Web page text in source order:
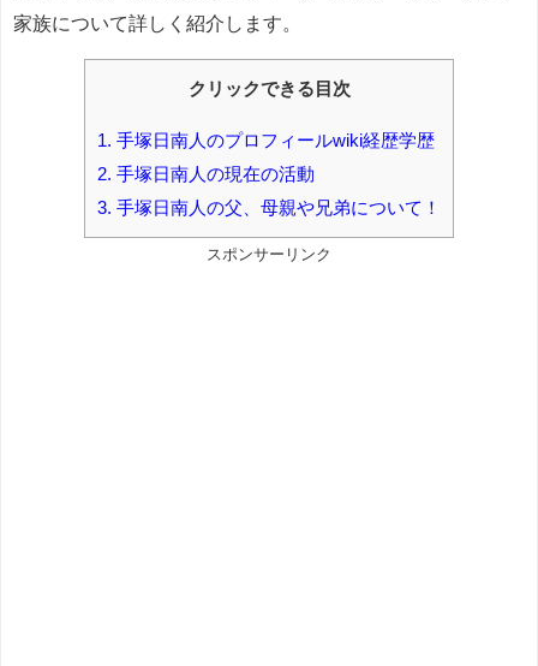
家族について詳しく紹介します。
クリックできる目次
1. 手塚日南人のプロフィールwiki経歴学歴
2. 手塚日南人の現在の活動
3. 手塚日南人の父、母親や兄弟について！
スポンサーリンク